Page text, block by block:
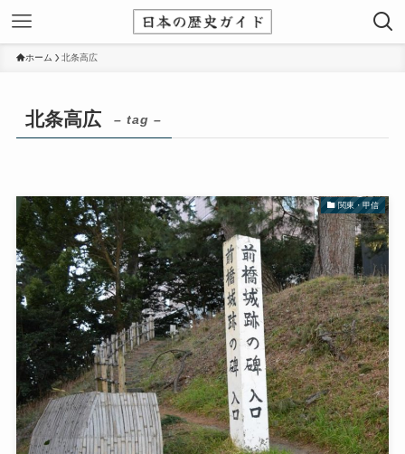
ホーム 北条高広
北条高広 – tag –
関東・甲信